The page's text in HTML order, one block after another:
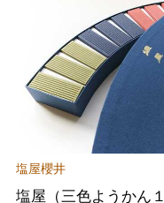
塩屋櫻井
塩屋（三色ようかん